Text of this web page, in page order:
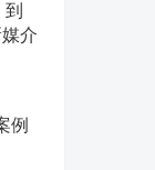
介
例